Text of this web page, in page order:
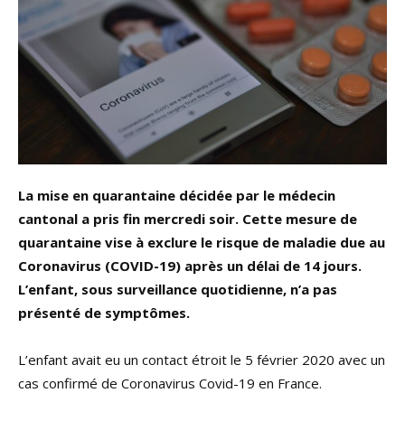
La mise en quarantaine décidée par le médecin
cantonal a pris fin mercredi soir. Cette mesure de
quarantaine vise à exclure le risque de maladie due au
Coronavirus (COVID-19) après un délai de 14 jours.
L’enfant, sous surveillance quotidienne, n’a pas
présenté de symptômes.
L’enfant avait eu un contact étroit le 5 février 2020 avec un
cas confirmé de Coronavirus Covid-19 en France.